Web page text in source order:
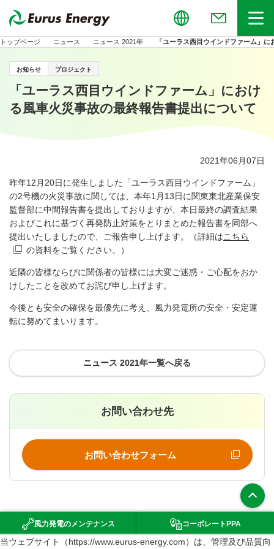
当ウェブサイト（https://www.eurus-energy.com）は、管理及び品質向
Globalお問い合わせメニュー
トップページ ニュース ニュース 2021年 「ユーラス西目ウインドファーム」
お知らせ プロジェクト
「ユーラス西目ウインドファーム」におけ
る風車火災事故の最終報告書提出について
2021年06月07日
昨年12 月 20日に発生しました「ユーラス西目ウインドファーム」
の2号機の火災事故に関しては、本年1 月 13日に関東東北産業保安
監督部に中間報告書を提出しておりますが、本日最終の調査結果
およびこれに基づく再発防止対策をとりまとめた報告書を同部へ
提出いたしましたので、ご報告申し上げます。（詳細はこちら
の資料をご覧ください。）
近隣の皆様ならびに関係者の皆様には大変ご迷惑・ご心配をおか
けしたことを改めてお詫び申し上げます。
今後とも安全の確保を最優先に考え、風力発電所の安全・安定運
転に努めてまいります。
ニュース 2021年一覧へ戻る
お問い合わせ先
お問い合わせフォーム
風力発電のメンテナンス
（新規ウインドウで開きます）
コーポレート PPA
環境影響評価